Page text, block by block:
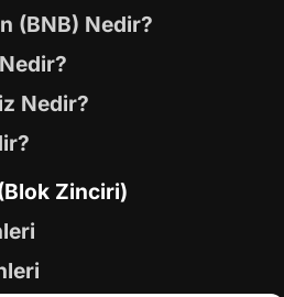
(BNB) Nedir?
Nedir?
Zinciri)